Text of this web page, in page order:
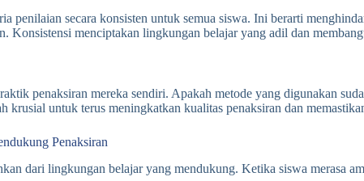
penilaian secara konsisten untuk semua siswa. Ini berarti
Konsistensi menciptakan lingkungan belajar yang adil dan
penaksiran mereka sendiri. Apakah metode yang digunakan
untuk terus meningkatkan kualitas penaksiran dan
Penaksiran
dari lingkungan belajar yang mendukung. Ketika siswa merasa